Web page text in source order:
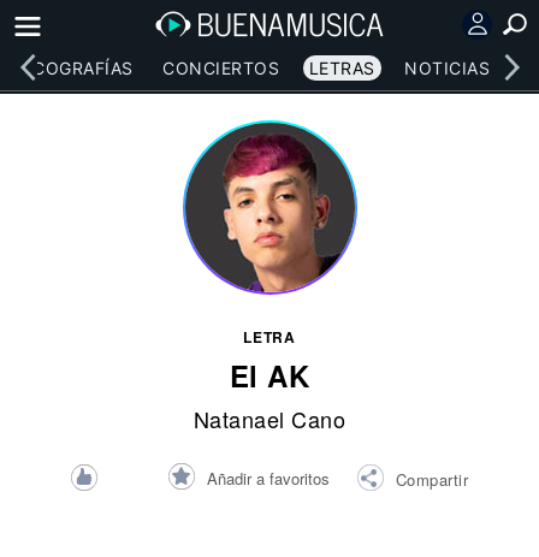
DISCOGRAFÍAS CONCIERTOS LETRAS NOTICIAS
LETRA
El AK
Natanael Cano
Añadir a favoritos Compartir